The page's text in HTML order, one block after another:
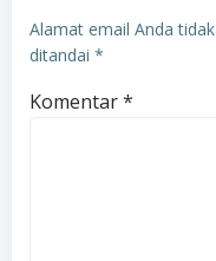
Alamat email Anda
ditandai *
Komentar*